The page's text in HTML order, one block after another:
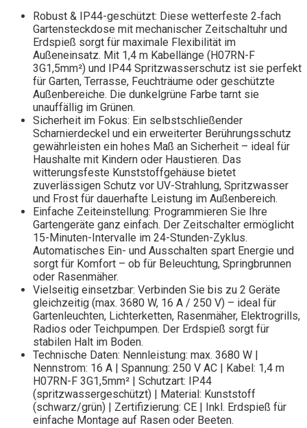
Robust & IP44-geschützt: Diese wetterfeste 2‑fach
Gartensteckdose mit mechanischer Zeitschaltuhr und
Erdspieß sorgt für maximale Flexibilität im
Außeneinsatz. Mit 1,4 m Kabellänge (H07RN-F
3G1,5mm²) und IP44 Spritzwasserschutz ist sie perfekt
für Garten, Terrasse, Feuchträume oder geschützte
Außenbereiche. Die dunkelgrüne Farbe tarnt sie
unauffällig im Grünen.
Sicherheit im Fokus: Ein selbstschließender
Scharnierdeckel und ein erweiterter Berührungsschutz
gewährleisten ein hohes Maß an Sicherheit – ideal für
Haushalte mit Kindern oder Haustieren. Das
witterungsfeste Kunststoffgehäuse bietet
zuverlässigen Schutz vor UV-Strahlung, Spritzwasser
und Frost für dauerhafte Leistung im Außenbereich.
Einfache Zeiteinstellung: Programmieren Sie Ihre
Gartengeräte ganz einfach. Der Zeitschalter ermöglicht
15-Minuten-Intervalle im 24-Stunden-Zyklus.
Automatisches Ein- und Ausschalten spart Energie und
sorgt für Komfort – ob für Beleuchtung, Springbrunnen
oder Rasenmäher.
Vielseitig einsetzbar: Verbinden Sie bis zu 2 Geräte
gleichzeitig (max. 3680 W, 16 A / 250 V) – ideal für
Gartenleuchten, Lichterketten, Rasenmäher, Elektrogrills,
Radios oder Teichpumpen. Der Erdspieß sorgt für
stabilen Halt im Boden.
Technische Daten: Nennleistung: max. 3680 W |
Nennstrom: 16 A | Spannung: 250 V AC | Kabel: 1,4 m
H07RN-F 3G1,5mm² | Schutzart: IP44
(spritzwassergeschützt) | Material: Kunststoff
(schwarz/grün) | Zertifizierung: CE | Inkl. Erdspieß für
einfache Montage auf Rasen oder Beeten.